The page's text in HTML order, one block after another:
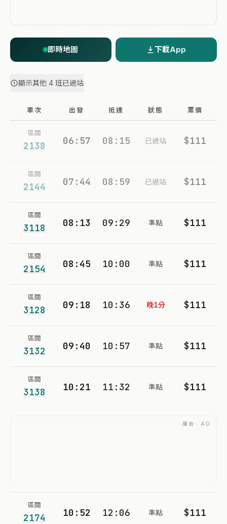
即時地圖 下載App
顯示其他 4 班已過站
車次 出發 抵達 狀態 票價
區間
2138 06:57 08:15 已過站 $111
區間
2144 07:44 08:59 已過站 $111
區間
3118 08:13 09:29 準點 $111
區間
2154 08:45 10:00 準點 $111
區間
3128 09:18 10:36 晚1分 $111
區間
3132 09:40 10:57 準點 $111
區間
3138 10:21 11:32 準點 $111
廣告 · AD
區間
2174 10:52 12:06 準點 $111